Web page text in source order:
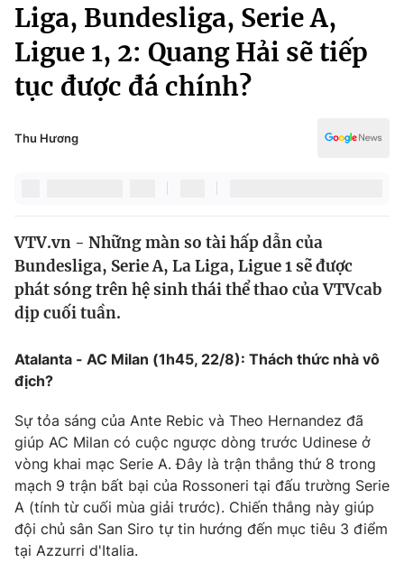
Chính trị
Xã hội
Tin tức
Thế giới đó đây
Câu chuyện quốc tế
Kinh tế
Tài chính
Góc doanh nghiệp
Dữ liệu và đời sống
Truyền hình
Hậu trường
Nhân vật
Khán giả
Giải sao mai
Giải trí
Điện ảnh
Âm nhạc
Sao
Đời sống
Du lịch
Làm đẹp
Giáo dục
Truyền hình
Văn hóa - Giải trí
Đời sống
Giáo dục
Liga, Bundesliga, Serie A,
Ligue 1, 2: Quang Hải sẽ tiếp
tục được đá chính?
Thu Hương
VTV.vn - Những màn so tài hấp dẫn của
Bundesliga, Serie A, La Liga, Ligue 1 sẽ được
phát sóng trên hệ sinh thái thể thao của VTVcab
dịp cuối tuần.
Atalanta - AC Milan (1h45, 22/8): Thách thức nhà vô
địch?
Sự tỏa sáng của Ante Rebic và Theo Hernandez đã
giúp AC Milan có cuộc ngược dòng trước Udinese ở
vòng khai mạc Serie A. Đây là trận thắng thứ 8 trong
mạch 9 trận bất bại của Rossoneri tại đấu trường Serie
A (tính từ cuối mùa giải trước). Chiến thắng này giúp
đội chủ sân San Siro tự tin hướng đến mục tiêu 3 điểm
tại Azzurri d'Italia.